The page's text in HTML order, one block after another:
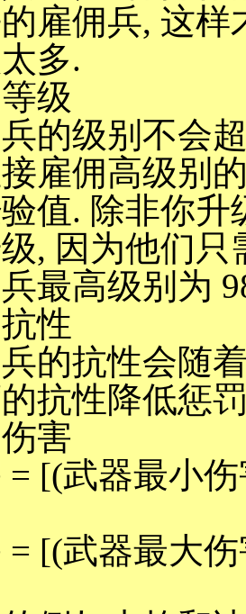
雇佣兵, 这
多.
级
级别不会超
雇佣高级别
值. 除非你
, 因为他们只
高级别为
性
抗性会随着
抗性降低惩
害
= [(武器最小
= [(武器最大